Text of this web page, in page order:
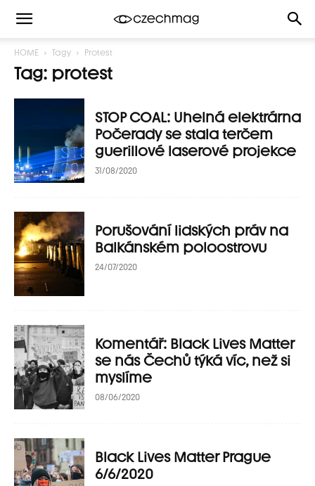
HOME Tagy Protest
Tag: protest
STOP COAL: Uhelná elektrárna
Počerady se stala terčem
guerillové laserové projekce
31/08/2020
Porušování lidských práv na
Balkánském poloostrovu
24/07/2020
Komentář: Black Lives Matter
se nás Čechů týká víc, než si
myslíme
08/06/2020
Black Lives Matter Prague
6/6/2020